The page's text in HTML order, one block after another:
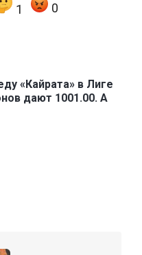
1 0
«Кайрата» в Лиге
дают 1001.00. А